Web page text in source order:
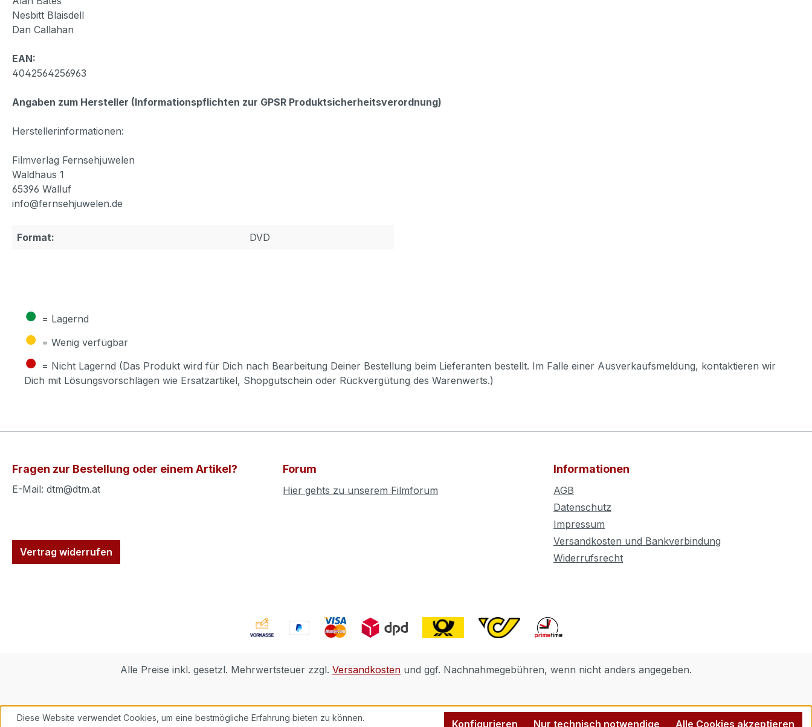
Nesbitt Blaisdell
Dan Callahan
EAN:
4042564256963
Angaben zum Hersteller (Informationspflichten zur GPSR Produktsicherheitsverordnung)
Herstellerinformationen:
Filmverlag Fernsehjuwelen
Waldhaus 1
65396 Walluf
info@fernsehjuwelen.de
Format: DVD
● = Lagernd
● = Wenig verfügbar
● = Nicht Lagernd (Das Produkt wird für Dich nach Bearbeitung Deiner Bestellung beim Lieferanten bestellt. Im Falle einer Ausverkaufsmeldung, kontaktieren wir
Dich mit Lösungsvorschlägen wie Ersatzartikel, Shopgutschein oder Rückvergütung des Warenwerts.)
Fragen zur Bestellung oder einem Artikel?
E-Mail: dtm@dtm.at
Vertrag widerrufen
Forum
Hier gehts zu unserem Filmforum
Informationen
AGB
Datenschutz
Impressum
Versandkosten und Bankverbindung
Widerrufsrecht
Alle Preise inkl. gesetzl. Mehrwertsteuer zzgl. Versandkosten und ggf. Nachnahmegebühren, wenn nicht anders angegeben.
Diese Website verwendet Cookies, um eine bestmögliche Erfahrung bieten zu können.
Nur technisch notwendige
Konfigurieren Alle Cookies akzeptieren